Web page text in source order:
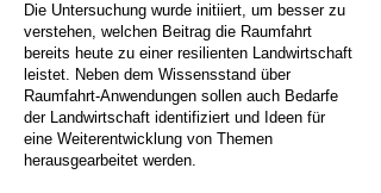
Die Untersuchung wurde initiiert, um besser zu
verstehen, welchen Beitrag die Raumfahrt
bereits heute zu einer resilienten Landwirtschaft
leistet. Neben dem Wissensstand über
Raumfahrt-Anwendungen sollen auch Bedarfe
der Landwirtschaft identifiziert und Ideen für
eine Weiterentwicklung von Themen
herausgearbeitet werden.